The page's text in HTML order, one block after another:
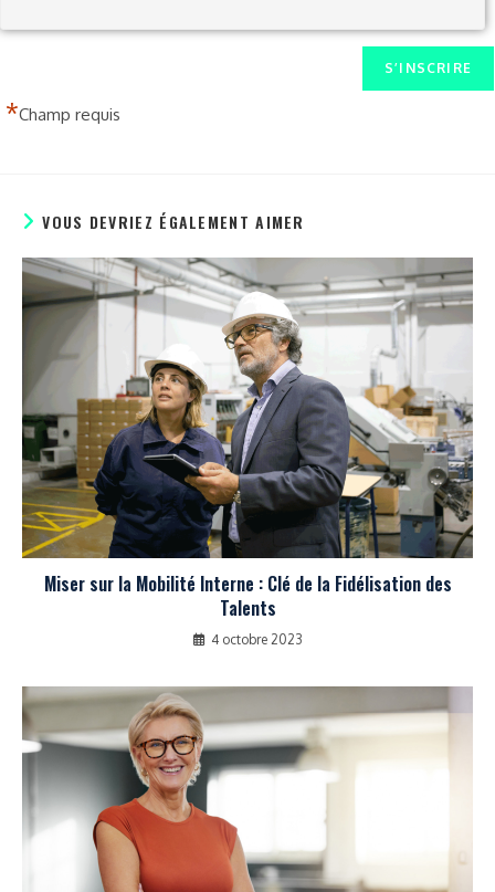
*Champ requis
VOUS DEVRIEZ ÉGALEMENT AIMER
Miser sur la Mobilité Interne : Clé de la Fidélisation des
Talents
4 octobre 2023